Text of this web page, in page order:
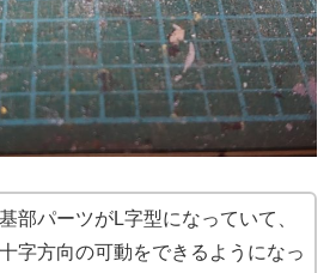
部パーツがL字型になっていて、
字方向の可動をできるようになっ